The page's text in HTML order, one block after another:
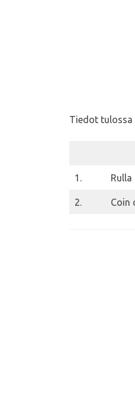
Tiedot tulossa
1. Rulla
2. Coin